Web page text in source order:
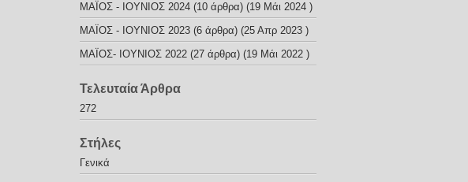
ΜΑΪΟΣ - ΙΟΥΝΙΟΣ 2024 (10 άρθρα) (19 Μάι 2024 )
ΜΑΪΟΣ - ΙΟΥΝΙΟΣ 2023 (6 άρθρα) (25 Απρ 2023 )
ΜΑΪΟΣ- ΙΟΥΝΙΟΣ 2022 (27 άρθρα) (19 Μάι 2022 )
Τελευταία Άρθρα
272
Στήλες
Γενικά